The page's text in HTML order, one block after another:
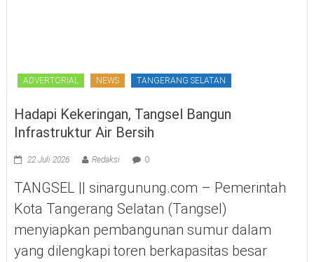
ADVERTORIAL NEWS TANGERANG SELATAN
Hadapi Kekeringan, Tangsel Bangun
Infrastruktur Air Bersih
22 Juli 2026 Redaksi 0
TANGSEL || sinargunung.com – Pemerintah
Kota Tangerang Selatan (Tangsel)
menyiapkan pembangunan sumur dalam
yang dilengkapi toren berkapasitas besar